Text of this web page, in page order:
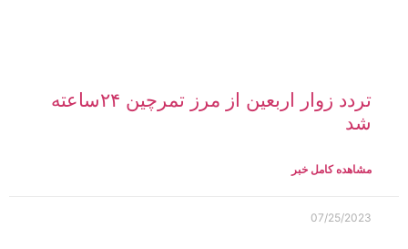
مشاهده کامل خبر
زمان پخش «حسینیه معلی» از تلویزیون